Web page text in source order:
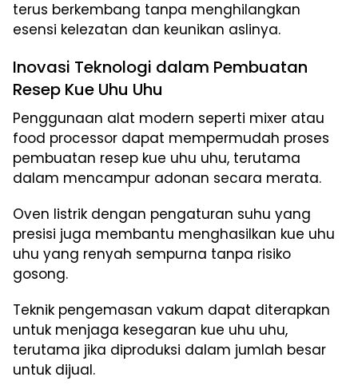
terus berkembang tanpa menghilangkan
esensi kelezatan dan keunikan aslinya.
Inovasi Teknologi dalam Pembuatan
Resep Kue Uhu Uhu
Penggunaan alat modern seperti mixer atau
food processor dapat mempermudah proses
pembuatan resep kue uhu uhu, terutama
dalam mencampur adonan secara merata.
Oven listrik dengan pengaturan suhu yang
presisi juga membantu menghasilkan kue uhu
uhu yang renyah sempurna tanpa risiko
gosong.
Teknik pengemasan vakum dapat diterapkan
untuk menjaga kesegaran kue uhu uhu,
terutama jika diproduksi dalam jumlah besar
untuk dijual.